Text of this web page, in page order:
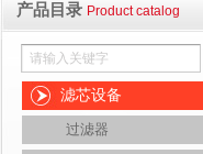
产品目录 Product catalog
滤芯设备
过滤器